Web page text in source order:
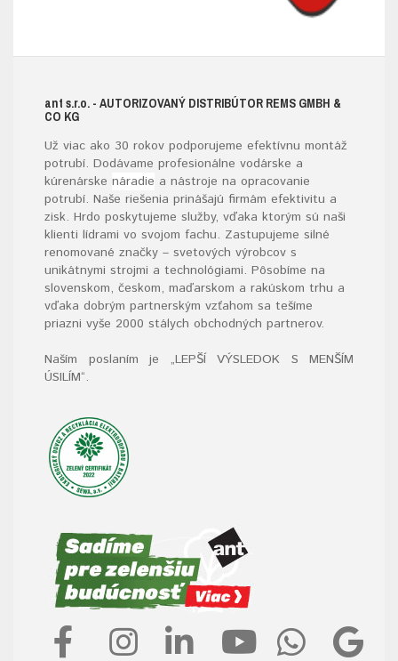
ant s.r.o. - AUTORIZOVANÝ DISTRIBÚTOR REMS GMBH &
CO KG
Už viac ako 30 rokov podporujeme efektívnu montáž
potrubí. Dodávame profesionálne vodárske a
kúrenárske náradie a nástroje na opracovanie
potrubí. Naše riešenia prinášajú firmám efektivitu a
zisk. Hrdo poskytujeme služby, vďaka ktorým sú naši
klienti lídrami vo svojom fachu. Zastupujeme silné
renomované značky – svetových výrobcov s
unikátnymi strojmi a technológiami. Pôsobíme na
slovenskom, českom, maďarskom a rakúskom trhu a
vďaka dobrým partnerským vzťahom sa tešíme
priazni vyše 2000 stálych obchodných partnerov.
Naším poslaním je „LEPŠÍ VÝSLEDOK S MENŠÍM
ÚSILÍM“.